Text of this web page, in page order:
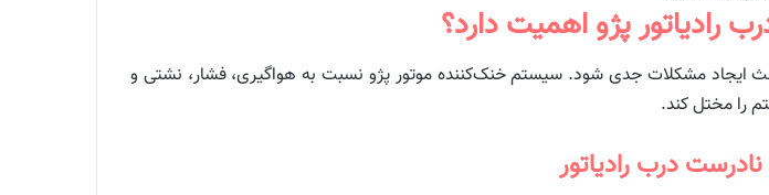
پژو اهمیت دارد؟
ایجاد مشکلات جدی شود. سیستم خنک‌کننده موتور پژو نسبت به هواگیری، فشار، نشتی و
را مختل کند.
درب رادیاتور